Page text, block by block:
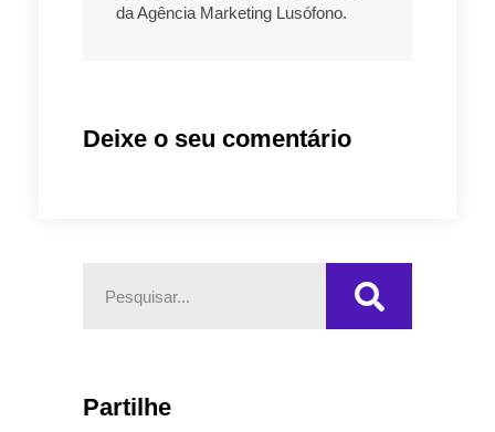
da Agência Marketing Lusófono.
Deixe o seu comentário
Partilhe